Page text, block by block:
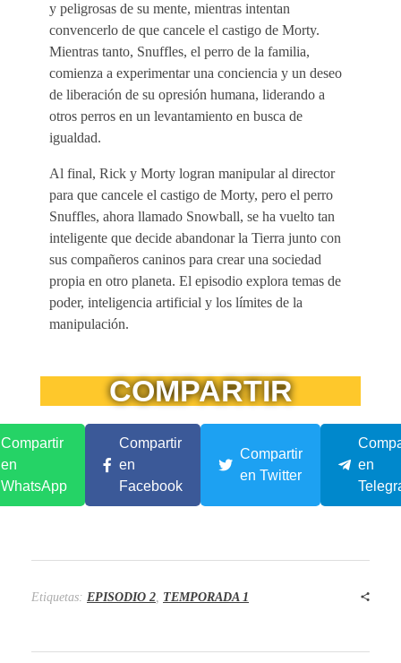
y peligrosas de su mente, mientras intentan
convencerlo de que cancele el castigo de Morty.
Mientras tanto, Snuffles, el perro de la familia,
comienza a experimentar una conciencia y un deseo
de liberación de su opresión humana, liderando a
otros perros en un levantamiento en busca de
igualdad.
Al final, Rick y Morty logran manipular al director
para que cancele el castigo de Morty, pero el perro
Snuffles, ahora llamado Snowball, se ha vuelto tan
inteligente que decide abandonar la Tierra junto con
sus compañeros caninos para crear una sociedad
propia en otro planeta. El episodio explora temas de
poder, inteligencia artificial y los límites de la
manipulación.
COMPARTIR
Compartir
en
WhatsApp
Compartir
en
Facebook
Compartir
en Twitter
en
Etiquetas: EPISODIO 2, TEMPORADA 1